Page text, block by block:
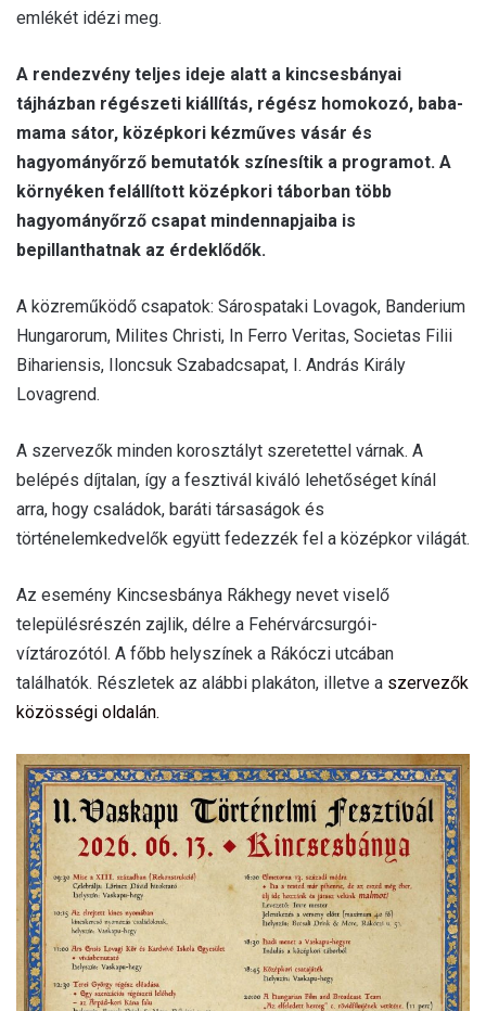
emlékét idézi meg.
A rendezvény teljes ideje alatt a kincsesbányai
tájházban régészeti kiállítás, régész homokozó, baba-
mama sátor, középkori kézműves vásár és
hagyományőrző bemutatók színesítik a programot. A
környéken felállított középkori táborban több
hagyományőrző csapat mindennapjaiba is
bepillanthatnak az érdeklődők.
A közreműködő csapatok: Sárospataki Lovagok, Banderium
Hungarorum, Milites Christi, In Ferro Veritas, Societas Filii
Bihariensis, Iloncsuk Szabadcsapat, I. András Király
Lovagrend.
A szervezők minden korosztályt szeretettel várnak. A
belépés díjtalan, így a fesztivál kiváló lehetőséget kínál
arra, hogy családok, baráti társaságok és
történelemkedvelők együtt fedezzék fel a középkor világát.
Az esemény Kincsesbánya Rákhegy nevet viselő
településrészén zajlik, délre a Fehérvárcsurgói-
víztározótól. A főbb helyszínek a Rákóczi utcában
találhatók. Részletek az alábbi plakáton, illetve a szervezők
közösségi oldalán.